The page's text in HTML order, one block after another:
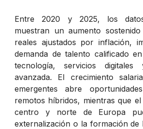
Entre 2020 y 2025, los
muestran un aumento
reales ajustados por inflación,
demanda de talento calificado
tecnología, servicios digitales
avanzada. El crecimiento
emergentes abre
remotos híbridos, mientras que
centro y norte de Europa
externalización o la formación de